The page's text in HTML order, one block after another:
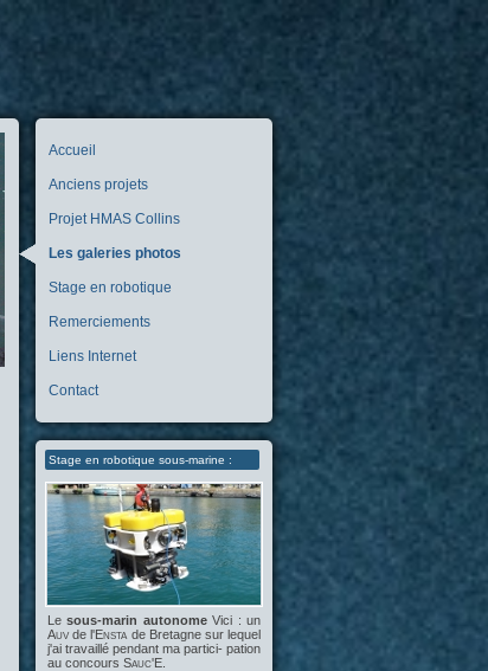
Accueil
Anciens projets
Projet HMAS Collins
Les galeries photos
Stage en robotique
Remerciements
Liens Internet
Contact
Stage en robotique sous-marine :
Lesous-marin autonomeVici : un
Auv de l'Ensta de Bretagne sur lequel
j'ai travaillé pendant ma partici- pation
au concours Sauc'E